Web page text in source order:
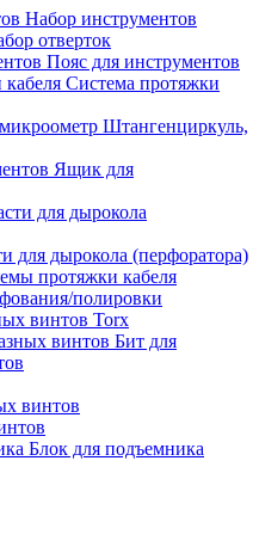
Набор инструментов
отверток
Пояс для инструментов
Система протяжки
Штангенциркуль,
Ящик для
для дырокола (перфоратора)
протяжки кабеля
полировки
винтов Torx
Бит для
винтов
Блок для подъемника